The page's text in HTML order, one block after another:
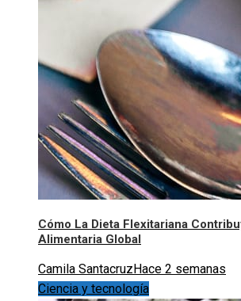
Cómo La Dieta Flexitariana
Alimentaria Global
Camila SantacruzHace 2 semanas
Ciencia y tecnología